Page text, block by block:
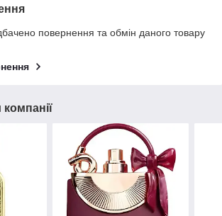
повернення та обмін даного товару
компанії